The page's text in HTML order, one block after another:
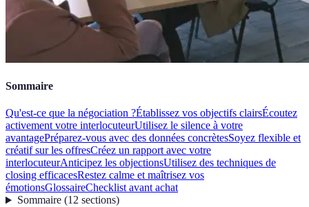
Sommaire
Qu'est-ce que la négociation ?Établissez vos objectifs clairsÉcoutez
activement votre interlocuteurUtilisez le silence à votre
avantagePréparez-vous avec des données concrètesSoyez flexible et
créatif sur les offresCréez un rapport avec votre
interlocuteurAnticipez les objectionsUtilisez des techniques de
closing efficacesRestez calme et maîtrisez vos
émotionsGlossaireChecklist avant achat
Sommaire(12 sections)